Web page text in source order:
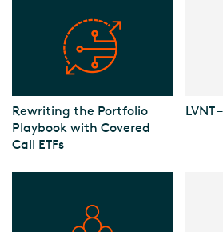
Rewriting the Portfolio
Playbook with Covered
Call ETFs
LVNT